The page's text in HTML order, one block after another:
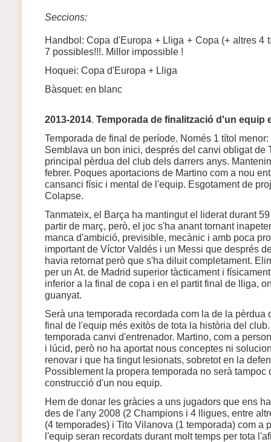
Seccions:
Handbol: Copa d'Europa + Lliga + Copa (+ altres 4
7 possibles!!!. Millor impossible !
Hoquei: Copa d'Europa + Lliga
Bàsquet: en blanc
2013-2014. Temporada de finalització d'un equip
Temporada de final de període. Només 1 títol
Semblava un bon inici, després del canvi obligat de
principal pèrdua del club dels darrers anys.
febrer. Poques aportacions de Martino com a nou
cansanci físic i mental de l'equip. Esgotament de
Colapse.
Tanmateix, el Barça ha mantingut el liderat durant
partir de març, però, el joc s'ha anant tornant
manca d'ambició, previsible, mecànic i amb poca
important de Víctor Valdés i un Messi que després
havia retornat però que s'ha diluit completament.
per un At. de Madrid superior tàcticament i
inferior a la final de copa i en el partit final de lliga,
guanyat.
Serà una temporada recordada com la de la pèrdua
final de l'equip més exitòs de tota la història del
temporada canvi d'entrenador. Martino, com a
i lúcid, però no ha aportat nous conceptes ni
renovar i que ha tingut lesionats, sobretot en la
Possiblement la propera temporada no serà tampoc
construcció d'un nou equip.
Hem de donar les gràcies a uns jugadors que ens
des de l'any 2008 (2 Champions i 4 lligues, entre
(4 temporades) i Tito Vilanova (1 temporada) com a
l'equip seran recordats durant molt temps per tota